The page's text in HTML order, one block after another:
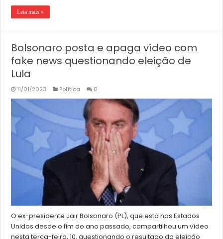
Leia mais »
Bolsonaro posta e apaga vídeo com
fake news questionando eleição de
Lula
11/01/2023 Política 0
O ex-presidente Jair Bolsonaro (PL), que está nos Estados
Unidos desde o fim do ano passado, compartilhou um vídeo
nesta terça-feira, 10, questionando o resultado da eleição